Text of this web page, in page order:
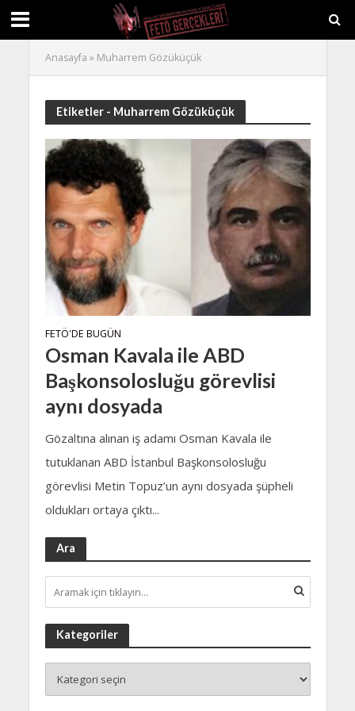
Anasayfa » Muharrem Gözüküçük
Etiketler - Muharrem Gözüküçük
FETÖ'DE BUGÜN
Osman Kavala ile ABD
Başkonsolosluğu görevlisi
aynı dosyada
Gözaltına alınan iş adamı Osman Kavala ile
tutuklanan ABD İstanbul Başkonsolosluğu
görevlisi Metin Topuz’un aynı dosyada şüpheli
oldukları ortaya çıktı...
Ara
Kategoriler